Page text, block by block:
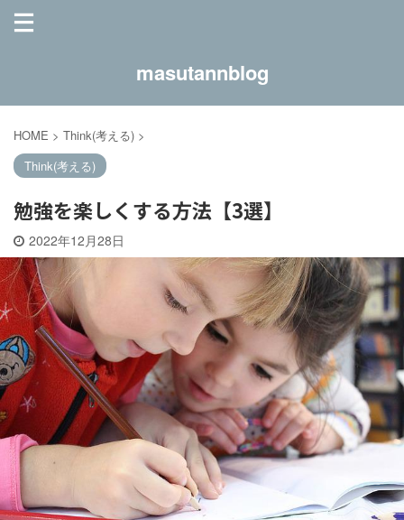
masutannblog
HOME > Think(考える) >
Think(考える)
勉強を楽しくする方法【3選】
2022年12月28日